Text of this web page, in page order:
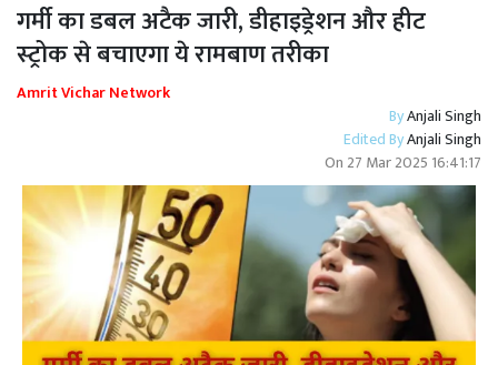
गर्मी का डबल अटैक जारी, डीहाइड्रेशन और हीट
स्‍ट्रोक से बचाएगा ये रामबाण तरीका
Amrit Vichar Network
ByAnjali Singh
Edited ByAnjali Singh
On 27 Mar 2025 16:41:17